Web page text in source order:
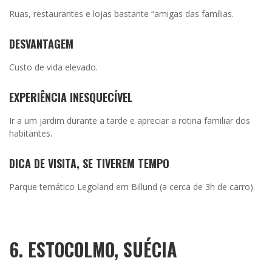
Ruas, restaurantes e lojas bastante “amigas das famílias.
DESVANTAGEM
Custo de vida elevado.
EXPERIÊNCIA INESQUECÍVEL
Ir a um jardim durante a tarde e apreciar a rotina familiar dos
habitantes.
DICA DE VISITA, SE TIVEREM TEMPO
Parque temático Legoland em Billund (a cerca de 3h de carro).
6. ESTOCOLMO, SUÉCIA